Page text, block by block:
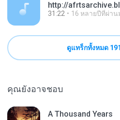
http://
31:22 16 หลายปีที่ผ่าน
ดูแทร็กทั้งหมด
คุณยังอาจชอบ
A Thousand Years